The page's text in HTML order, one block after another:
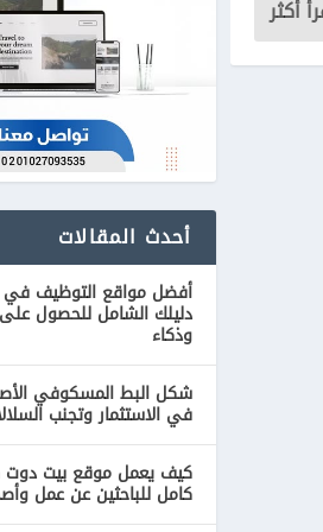
أكثر
أحدث المقالات
أفضل مواقع التوظيف في
دليلك الشامل للحصول
وذكاء
شكل البط المسكوفي
في الاستثمار وتجنب
كيف يعمل موقع بيت
كامل للباحثين عن عمل